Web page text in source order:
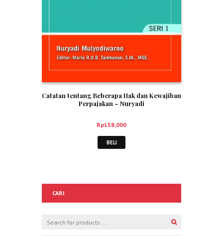
Catatan tentang Beberapa Hak dan Kewajiban
Perpajakan – Nuryadi
Rp158,000
BELI
CARI